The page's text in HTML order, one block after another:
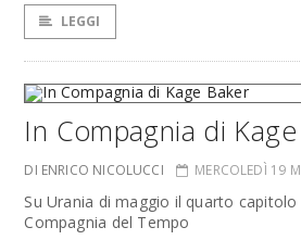
LEGGI
In Compagnia di
DI ENRICO NICOLUCCI MERCOLEDÌ 19
Su Urania di maggio il quarto
Compagnia del Tempo